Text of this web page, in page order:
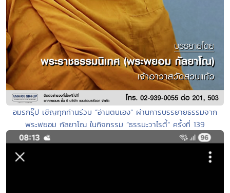
อมรกรุ๊ป เชิญทุกท่านร่วม “อ่านตนเอง” ผ่านการบรรยายธรรมจาก
พระพยอม กัลยาโณ ในกิจกรรม “ธรรมะวาไรตี้” ครั้งที่ 139